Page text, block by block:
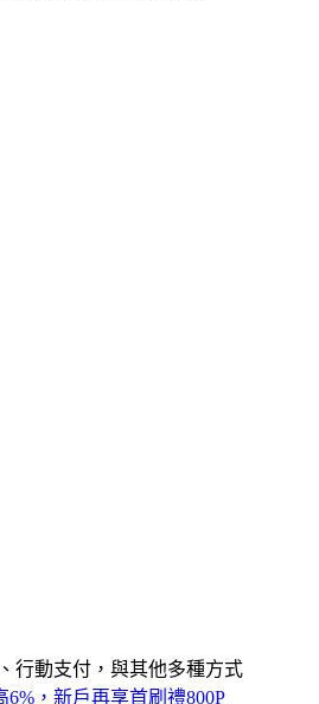
行動支付，與其他多種方式
6%，新戶再享首刷禮800P